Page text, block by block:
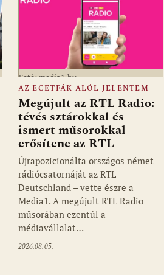
Fotó: media1.hu
AZ ECETFÁK ALÓL JELENTEM
Megújult az RTL Radio:
tévés sztárokkal és
ismert műsorokkal
erősítene az RTL
Újrapozicionálta országos német
rádiócsatornáját az RTL
Deutschland – vette észre a
Media1. A megújult RTL Radio
műsorában ezentúl a
médiavállalat…
2026.08.05.